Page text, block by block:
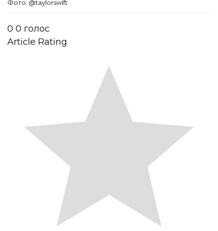
Фото: @taylorswift
0 0 голос
Article Rating